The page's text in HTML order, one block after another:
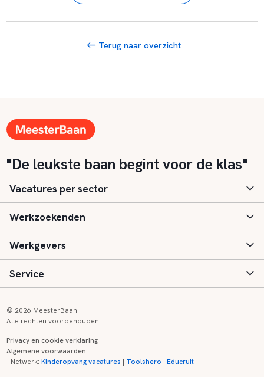
Terug naar overzicht
"De leukste baan begint voor de klas"
Vacatures per sector
Basisonderwijs
Speciaal (basis) onderwijs
Voortgezet onderwijs
Kinderopvang
Werkzoekenden
Aanmelden
Vacatures
Zij-instroom informatie
Werkgevers
Inloggen
Registreren
Service
Onderwijs links
© 2026 MeesterBaan
Alle rechten voorbehouden
Privacy en cookie verklaring
Algemene voorwaarden
Netwerk:Kinderopvang vacatures | Toolshero |Educruit